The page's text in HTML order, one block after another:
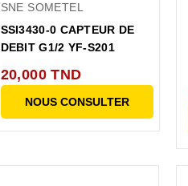
SNE SOMETEL
SSI3430-0 CAPTEUR DE
DEBIT G1/2 YF-S201
20,000 TND
NOUS CONSULTER